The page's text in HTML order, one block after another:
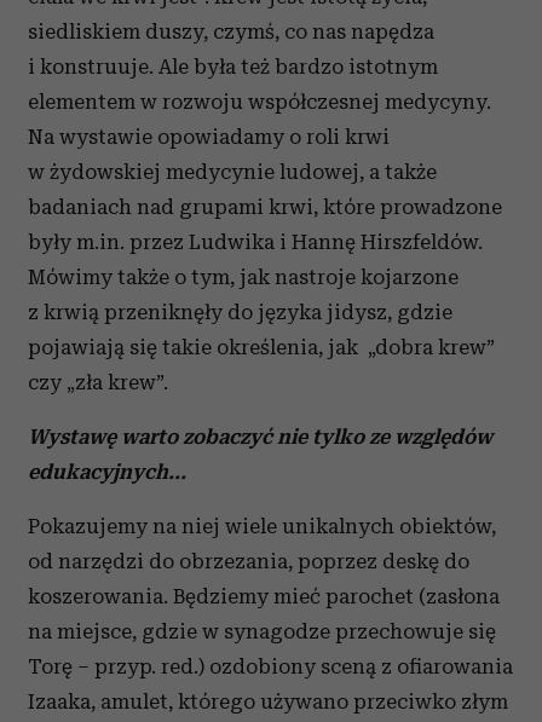
i reklam, aby oferować funkcje społecznościowe i
analizować ruch w naszej witrynie. Informacje o tym, jak
korzystasz z naszej witryny, udostępniamy partnerom
społecznościowym, reklamowym i analitycznym.
otrzymanymi od Ciebie lub uzyskanymi podczas
korzystania z ich usług.
siedliskiem duszy, czymś, co nas napędza
i konstruuje. Ale była też bardzo istotnym
elementem w rozwoju współczesnej medycyny.
Na wystawie opowiadamy o roli krwi
w żydowskiej medycynie ludowej, a także
badaniach nad grupami krwi, które prowadzone
były m.in. przez Ludwika i Hannę Hirszfeldów.
Mówimy także o tym, jak nastroje kojarzone
z krwią przeniknęły do języka jidysz, gdzie
pojawiają się takie określenia, jak „dobra krew”
czy „zła krew”.
Wystawę warto zobaczyć nie tylko ze względów
edukacyjnych...
Pokazujemy na niej wiele unikalnych obiektów,
od narzędzi do obrzezania, poprzez deskę do
koszerowania. Będziemy mieć parochet (zasłona
na miejsce, gdzie w synagodze przechowuje się
Torę – przyp. red.) ozdobiony sceną z ofiarowania
Izaaka, amulet, którego używano przeciwko złym